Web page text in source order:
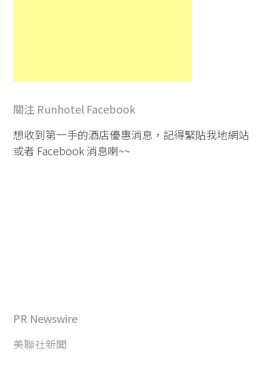
關注 Runhotel Facebook
想收到第一手的酒店優惠消息，記得緊貼我地網站
或者 Facebook 消息喇~~
PR Newswire
美聯社新聞